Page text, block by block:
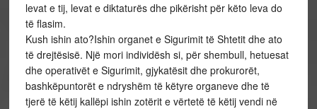
levat e tij, levat e diktaturës dhe pikërisht për këto leva do
të flasim.
Kush ishin ato?Ishin organet e Sigurimit të Shtetit dhe ato
të drejtësisë. Një mori individësh si, për shembull, hetuesat
dhe operativët e Sigurimit, gjykatësit dhe prokurorët,
bashkëpuntorët e ndryshëm të këtyre organeve dhe të
tjerë të këtij kallëpi ishin zotërit e vërtetë të këtij vendi në